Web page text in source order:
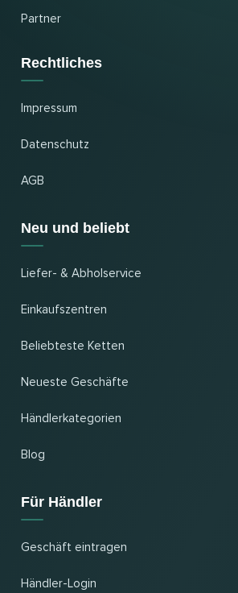
Partner
Rechtliches
Impressum
Datenschutz
AGB
Neu und beliebt
Liefer- & Abholservice
Einkaufszentren
Beliebteste Ketten
Neueste Geschäfte
Händlerkategorien
Blog
Für Händler
Geschäft eintragen
Händler-Login